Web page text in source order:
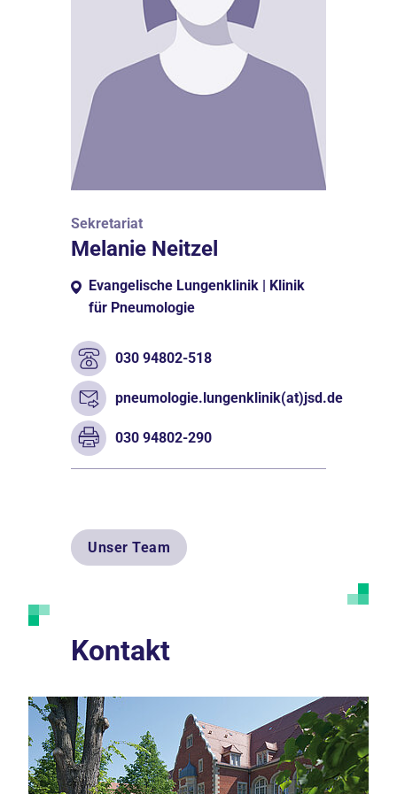
Sekretariat
Melanie Neitzel
Evangelische Lungenklinik | Klinik
für Pneumologie
030 94802-518
pneumologie.lungenklinik(at)jsd.de
030 94802-290
Unser Team
Kontakt